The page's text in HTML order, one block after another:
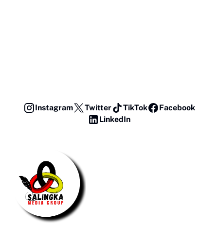
Instagram Twitter TikTok
Facebook
LinkedIn